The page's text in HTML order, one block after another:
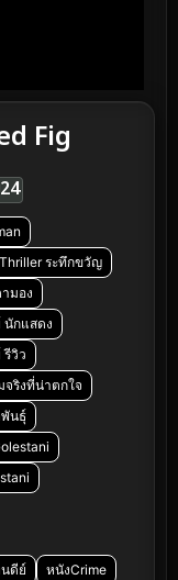
Fig
Thriller ระทึกขวัญ
มอง
นักแสดง
วิว
จริงที่น่าตกใจ
นธุ์
ดีย์
หนังCrime